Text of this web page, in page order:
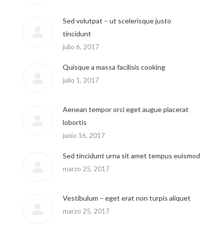
Sed volutpat – ut scelerisque justo
tincidunt
julio 6, 2017
Quisque a massa facilisis cooking
julio 1, 2017
Aenean tempor orci eget augue placerat
lobortis
junio 16, 2017
Sed tincidunt urna sit amet tempus euismod
marzo 25, 2017
Vestibulum – eget erat non turpis aliquet
marzo 25, 2017